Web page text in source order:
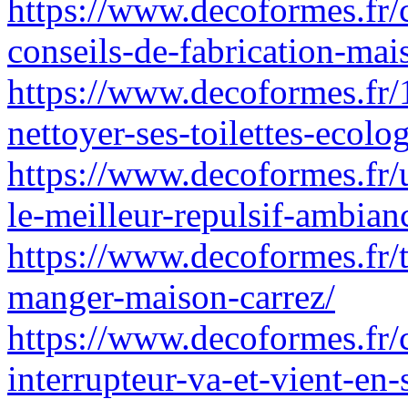
https://
conseils-de-fabrication-
https://www.decoformes.fr/
nettoyer-ses-toilettes-
https://
le-meilleur-repulsif-
https://
manger-maison-carrez/
https://
interrupteur-va-et-vient-